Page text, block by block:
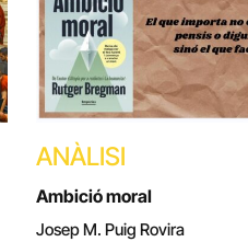
ANÀLISI
Ambició moral
Josep M. Puig Rovira